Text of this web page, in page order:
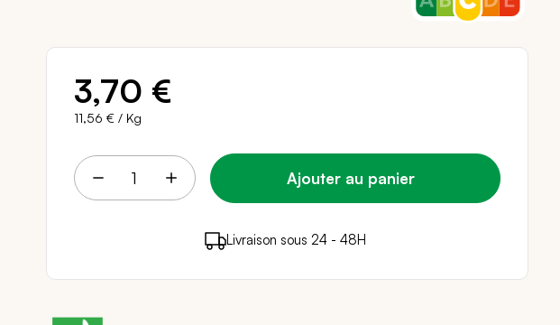
3,70 €
11,56 € / Kg
Ajouter au panier
3 points de fidélité (0,06 €)en achetant ce produit
Livraison sous 24 - 48H
Paiement sécurisé